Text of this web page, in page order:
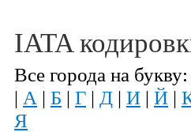
IATA
Все города на букву:
| А | Б | Г | Д | И | Й |
Я